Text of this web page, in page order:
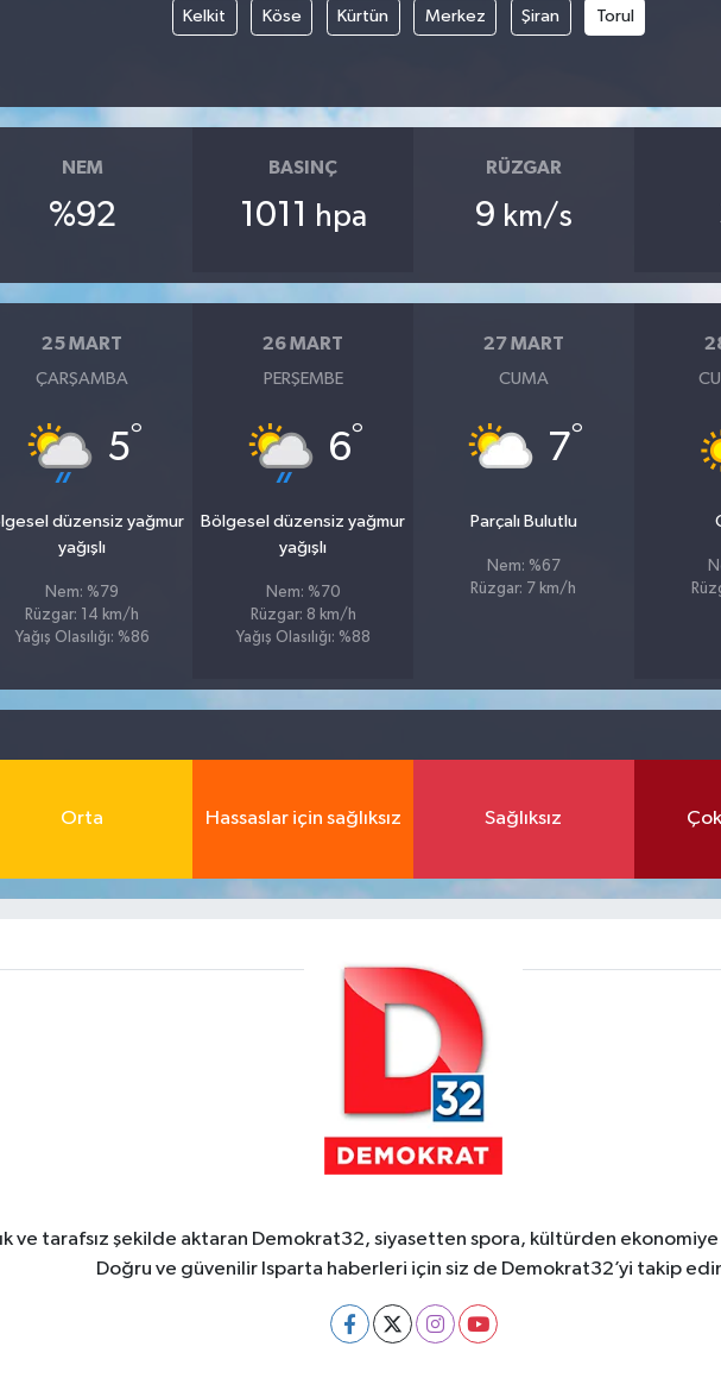
Kelkit Köse Kürtün Merkez Şiran Torul
NEM
%92
BASINÇ
1011 hpa
RÜZGAR
9 km/s
25 MART
ÇARŞAMBA
5°
düzensiz yağmur
yağışlı
Nem: %79
Rüzgar: 14 km/h
Yağış Olasılığı: %86
26 MART
PERŞEMBE
6°
Bölgesel düzensiz yağmur
yağışlı
Nem: %70
Rüzgar: 8 km/h
Yağış Olasılığı: %88
27 MART
CUMA
7°
Parçalı Bulutlu
Nem: %67
Rüzgar: 7 km/h
Orta Hassaslar için sağlıksız Sağlıksız
ve tarafsız şekilde aktaran Demokrat32, siyasetten spora, kültürden
Doğru ve güvenilir Isparta haberleri için siz de Demokrat32’yi takip